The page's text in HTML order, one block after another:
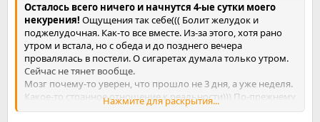
Осталось всего ничего и начнутся 4-ые сутки моего
некурения! Ощущения так себе((( Болит желудок и
поджелудочная. Как-то все вместе. Из-за этого, хотя рано
утром и встала, но с обеда и до позднего вечера
провалялась в постели. О сигаретах думала только утром.
Сейчас не тянет вообще.
Мозг почему-то уверен, что прошло не 3 дня, а уже неделя.
Какое-то странное отношение к реальности))) По-прежнему
першит в горле, но само горло не болит, кашля нет.
Нажмите для раскрытия...